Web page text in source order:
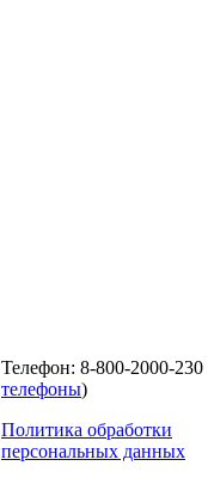
Телефон: 8-800-2000-230
телефоны)
Политика обработки
персональных данных